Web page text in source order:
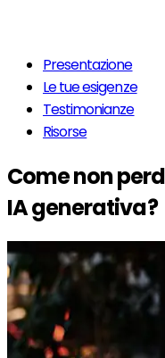
Presentazione
Le tue esigenze
Testimonianze
Risorse
Come non
IA generativa?